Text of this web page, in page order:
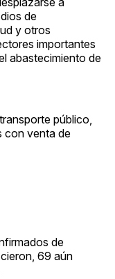
de
y otros
importantes
abastecimiento de
público,
con venta de
de
69 aún